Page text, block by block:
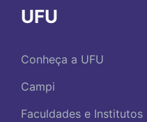
UFU
Conheça a UFU
Campi
Faculdades e Institutos